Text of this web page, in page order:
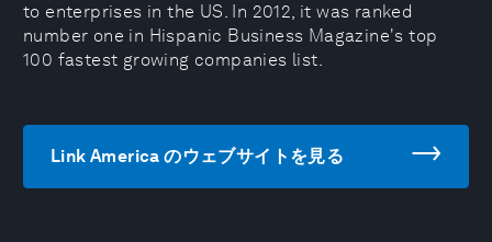
to enterprises in the US. In 2012, it was ranked
number one in Hispanic Business Magazine's top
100 fastest growing companies list.
Link America のウェブサイトを見る